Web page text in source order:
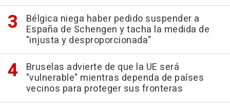
Bélgica niega haber pedido suspender a
España de Schengen y tacha la medida de
"injusta y desproporcionada"
Bruselas advierte de que la UE será
"vulnerable" mientras dependa de países
vecinos para proteger sus fronteras